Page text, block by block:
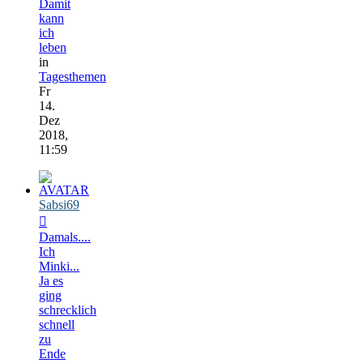
Damit
kann
ich
leben
in
Tagesthemen
Fr
14.
Dez
2018,
11:59
Sabsi69
Damals....
Ich
Minki...
Ja es
ging
schrecklich
schnell
zu
Ende